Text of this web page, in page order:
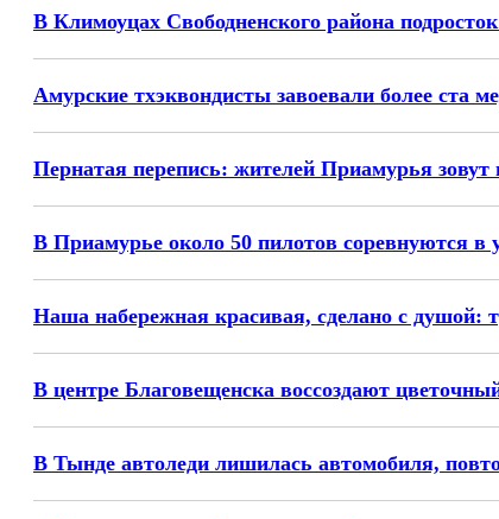
В Климоуцах Свободненского района
Амурские тхэквондисты завоевали более ста
Пернатая перепись: жителей Приамурья зовут
В Приамурье около 50 пилотов соревнуются в
Наша набережная красивая, сделано с душой:
В центре Благовещенска воссоздают
В Тынде автоледи лишилась автомобиля,